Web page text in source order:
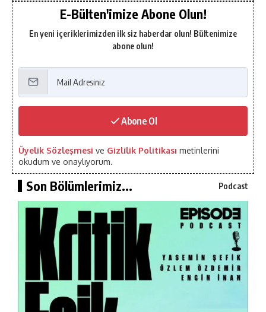
E-Bülten'imize Abone Olun!
En yeni içeriklerimizden ilk siz haberdar olun! Bültenimize
abone olun!
Abone Ol
Üyelik Sözleşmesi ve Gizlilik Politikası metinlerini
okudum ve onaylıyorum.
Son Bölümlerimiz... Podcast